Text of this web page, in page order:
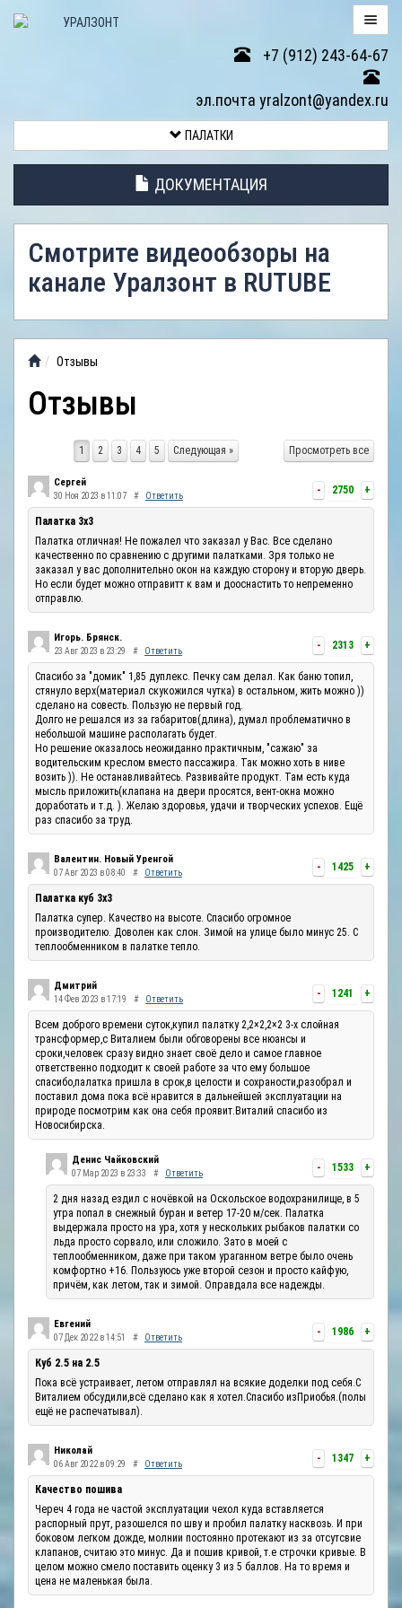
+7 (912) 243-64-67
эл.почта yralzont@yandex.ru
ТОВАРА
ПАЛАТОК
АНТИДОЖДЕВЫЕ
ТЕНТЫ
ВИДЕООБЗОР
ОТЗЫВЫ
ПАЛАТКИ
ДОКУМЕНТАЦИЯ
Смотрите видеообзоры на
канале Уралзонт в RUTUBE
Отзывы
Отзывы
Просмотреть все
1 2 3 4 5 Следующая »
- 2750 +
Сергей
30 Ноя 2023 в 11:07 # Ответить
Палатка 3х3
Палатка отличная! Не пожалел что заказал у Вас. Все сделано
качественно по сравнению с другими палатками. Зря только не
заказал у вас дополнительно окон на каждую сторону и вторую дверь.
Но если будет можно отправитт к вам и дооснастить то непременно
отправлю.
- 2313 +
Игорь. Брянск.
23 Авг 2023 в 23:29 # Ответить
Спасибо за "домик" 1,85 дуплекс. Печку сам делал. Как баню топил,
стянуло верх(материал скукожился чутка) в остальном, жить можно ))
сделано на совесть. Пользую не первый год.
Долго не решался из за габаритов(длина), думал проблематично в
небольшой машине располагать будет.
Но решение оказалось неожиданно практичным, "сажаю" за
водительским креслом вместо пассажира. Так можно хоть в ниве
возить )). Не останавливайтесь. Развивайте продукт. Там есть куда
мысль приложить(клапана на двери просятся, вент-окна можно
доработать и т.д. ). Желаю здоровья, удачи и творческих успехов. Ещё
раз спасибо за труд.
- 1425 +
Валентин. Новый Уренгой
07 Авг 2023 в 08:40 # Ответить
Палатка куб 3х3
Палатка супер. Качество на высоте. Спасибо огромное
производителю. Доволен как слон. Зимой на улице было минус 25. С
теплообменником в палатке тепло.
- 1241 +
Дмитрий
14 Фев 2023 в 17:19 # Ответить
Всем доброго времени суток,купил палатку 2,2×2,2×2 3-х слойная
трансформер,с Виталием были обговорены все нюансы и
сроки,человек сразу видно знает своё дело и самое главное
ответственно подходит к своей работе за что ему большое
спасибо,палатка пришла в срок,в целости и сохраности,разобрал и
поставил дома пока всё нравится в дальнейшей эксплуатации на
природе посмотрим как она себя проявит.Виталий спасибо из
Новосибирска.
- 1533 +
Денис Чайковский
07 Мар 2023 в 23:33 # Ответить
2 дня назад ездил с ночёвкой на Оскольское водохранилище, в 5
утра попал в снежный буран и ветер 17-20 м/сек. Палатка
выдержала просто на ура, хотя у нескольких рыбаков палатки со
льда просто сорвало, или сложило. Зато в моей с
теплообменником, даже при таком ураганном ветре было очень
комфортно +16. Пользуюсь уже второй сезон и просто кайфую,
причём, как летом, так и зимой. Оправдала все надежды.
- 1986 +
Евгений
07 Дек 2022 в 14:51 # Ответить
Куб 2.5 на 2.5
Пока всё устраивает, летом отправлял на всякие доделки под себя.С
Виталием обсудили,всё сделано как я хотел.Спасибо изПриобья.(полы
ещё не распечатывал).
- 1347 +
Николай
06 Авг 2022 в 09:29 # Ответить
Качество пошива
Череч 4 года не частой эксплуатации чехол куда вставляется
распорный прут, разошелся по шву и пробил палатку насквозь. И при
боковом легком дожде, молнии постоянно протекают из за отсутсвие
клапанов, считаю это минус. Да и пошив кривой, т.е строчки кривые. В
целом можно смело поставить оценку 3 из 5 баллов. На то время и
цена не маленькая была.